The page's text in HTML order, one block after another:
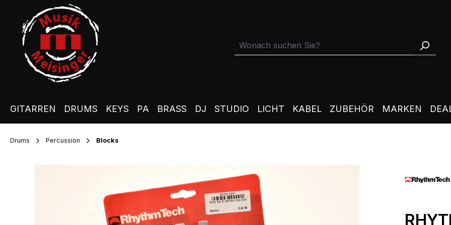
Hauptinhalt springen
Zur Suche springen
Zur Hauptnavigation springen
GITARREN DRUMS KEYS PA BRASS DJ STUDIO LICHT KABEL ZUBEHÖR MARKEN
Drums Percussion Blocks